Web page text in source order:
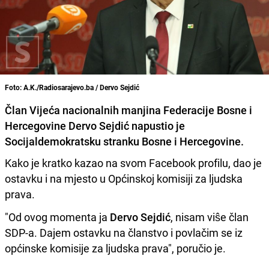
Foto: A.K./Radiosarajevo.ba / Dervo Sejdić
Član Vijeća nacionalnih manjina Federacije Bosne i
Hercegovine Dervo Sejdić napustio je
Socijaldemokratsku stranku Bosne i Hercegovine.
Kako je kratko kazao na svom Facebook profilu, dao je
ostavku i na mjesto u Općinskoj komisiji za ljudska
prava.
"Od ovog momenta ja Dervo Sejdić, nisam viŝe član
SDP-a. Dajem ostavku na članstvo i povlačim se iz
općinske komisije za ljudska prava", poručio je.